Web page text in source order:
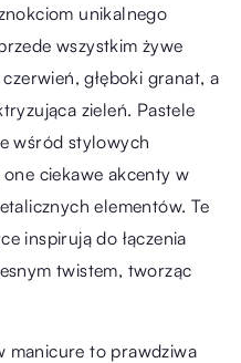
unikalnego
wszystkim żywe
głęboki granat, a
zieleń. Pastele
wśród stylowych
ciekawe akcenty w
elementów. Te
inspirują do łączenia
twistem, tworząc
manicure to prawdziwa